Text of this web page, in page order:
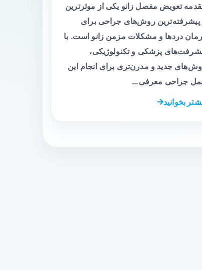
تعویض مفصل زانو یکی از موثرترین
پیشرفته‌ترین روش‌های جراحی برای
دردها و مشکلات مزمن زانو است. با
پزشکی و تکنولوژیکی،
جدید و مدرن‌تری برای انجام این
جراحی معرفی…
بخوانید